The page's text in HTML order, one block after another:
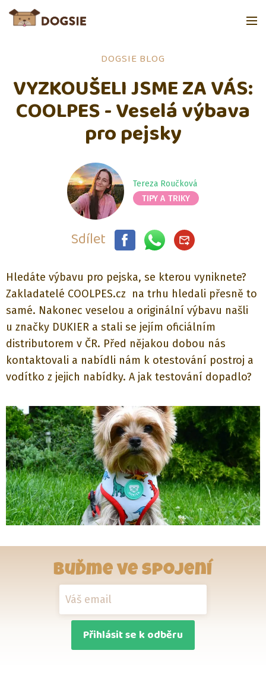
DOGSIE BLOG
VYZKOUŠELI JSME ZA VÁS:
COOLPES - Veselá výbava
pro pejsky
Tereza Roučková
TIPY A TRIKY
Sdílet
Hledáte výbavu pro pejska, se kterou vyniknete?
Zakladatelé COOLPES.cz na trhu hledali přesně to
samé. Nakonec veselou a originální výbavu našli
u značky DUKIER a stali se jejím oficiálním
distributorem v ČR. Před nějakou dobou nás
kontaktovali a nabídli nám k otestování postroj a
vodítko z jejich nabídky. A jak testování dopadlo?
Buďme ve spojení
Přihlásit se k odběru